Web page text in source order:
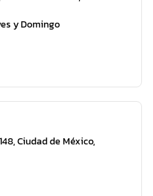
y Domingo
,Ciudad de México,